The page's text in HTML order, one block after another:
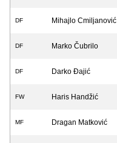
DF Mihajlo Cmiljanović
DF Marko Čubrilo
DF Darko Đajić
FW Haris Handžić
MF Dragan Matković